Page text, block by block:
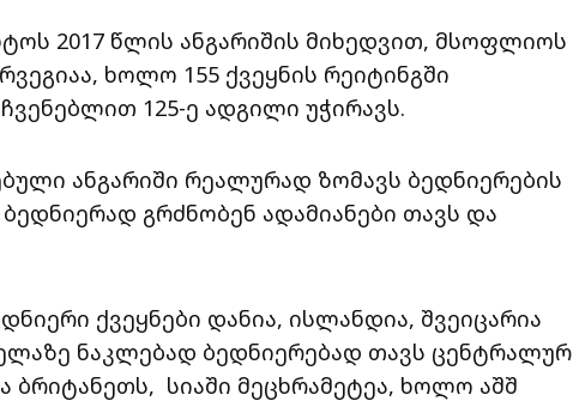
2017 წლის ანგარიშის მიხედვით, მსოფლიოს
ხოლო 155 ქვეყნის რეიტინგში
125-ე ადგილი უჭირავს.
ანგარიში რეალურად ზომავს ბედნიერების
გრძნობენ ადამიანები თავს და
ქვეყნები დანია, ისლანდია, შვეიცარია
ნაკლებად ბედნიერებად თავს ცენტრალურ
ბრიტანეთს, სიაში მეცხრამეტეა, ხოლო აშშ